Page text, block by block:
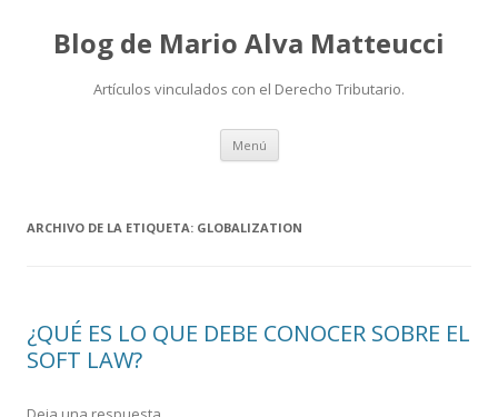
Blog de Mario Alva Matteucci
Artículos vinculados con el Derecho Tributario.
Menú Ir
contenido
ARCHIVO DE LA ETIQUETA: GLOBALIZATION
¿QUÉ ES LO QUE DEBE CONOCER SOBRE EL
SOFT LAW?